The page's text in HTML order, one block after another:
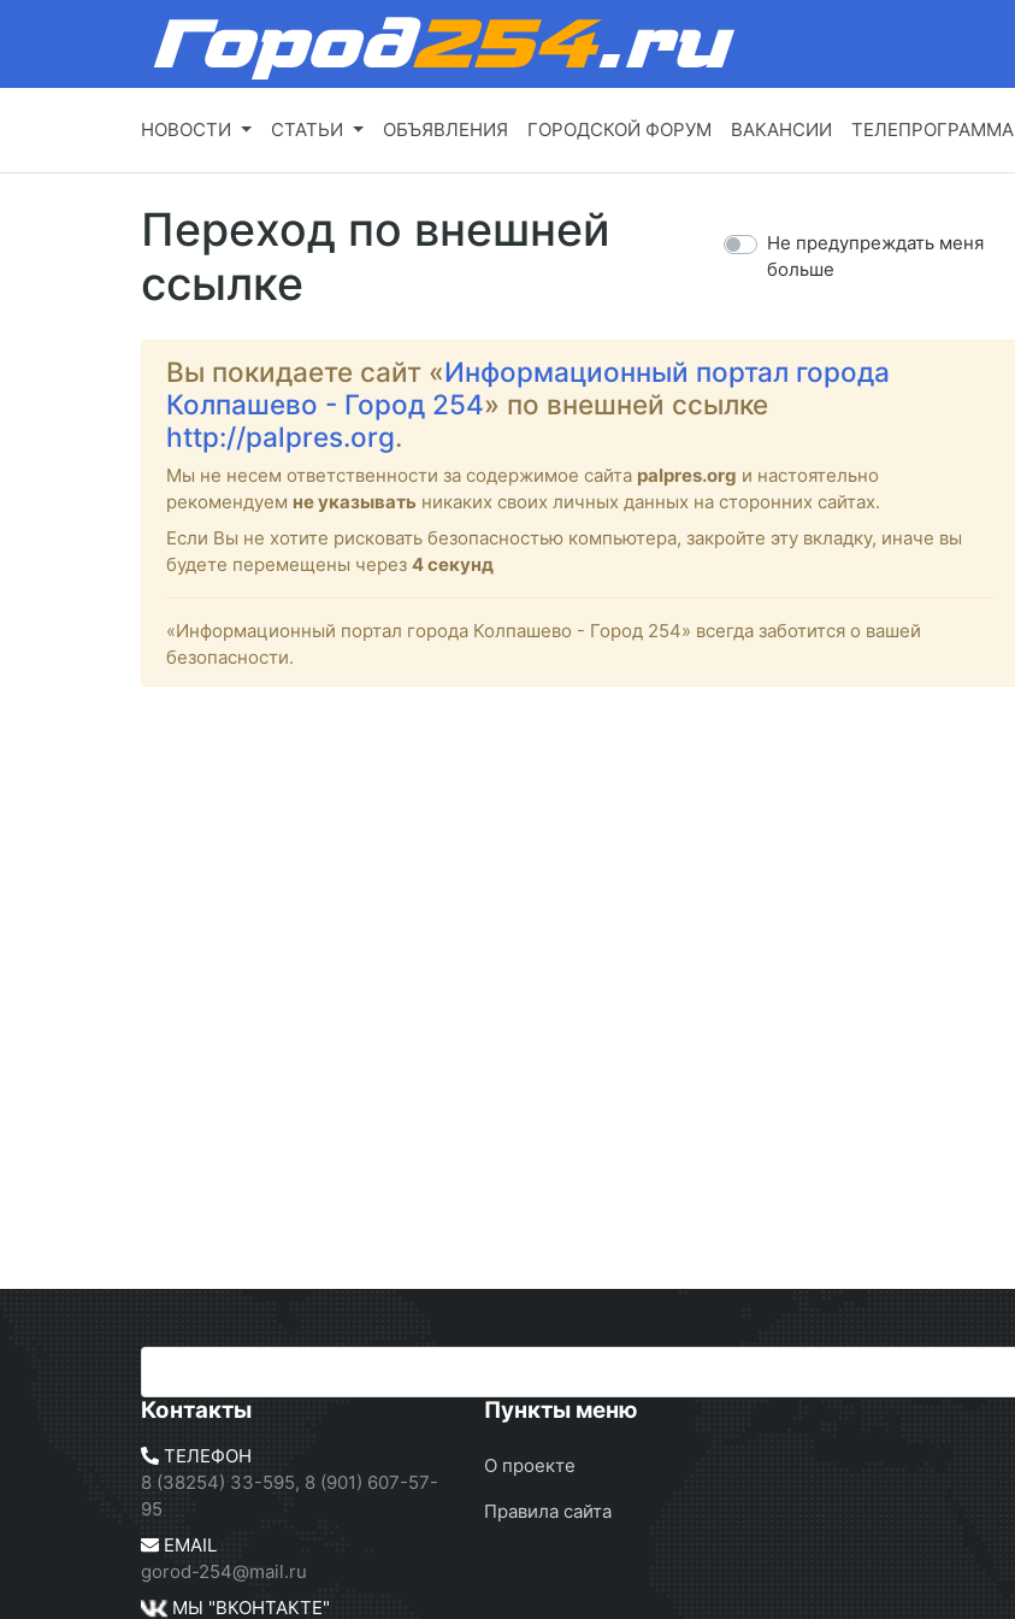
НОВОСТИ СТАТЬИ ОБЪЯВЛЕНИЯ ГОРОДСКОЙ ФОРУМ ВАКАНСИИ ТЕЛЕПРОГРАММА
Переход по внешней
ссылке
Не предупреждать меня
больше
Вы покидаете сайт «Информационный портал города
Колпашево - Город 254» по внешней ссылке
http://palpres.org.
Мы не несем ответственности за содержимое сайта palpres.org и настоятельно
рекомендуем не указывать никаких своих личных данных на сторонних сайтах.
Если Вы не хотите рисковать безопасностью компьютера, закройте эту вкладку, иначе вы
будете перемещены через 4секунд
«Информационный портал города Колпашево - Город 254» всегда заботится о вашей
безопасности.
Контакты
ТЕЛЕФОН
8 (38254) 33-595, 8 (901) 607-57-
95
EMAIL
gorod-254@mail.ru
МЫ "ВКОНТАКТЕ"
Пункты меню
О проекте
Правила сайта